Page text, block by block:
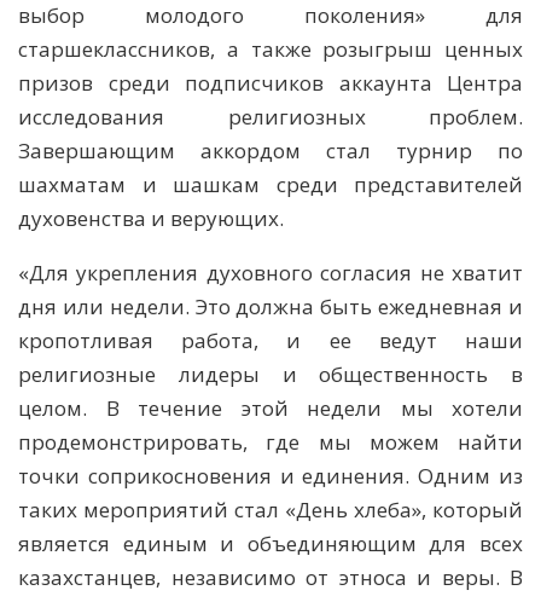
выбор молодого поколения» для
старшеклассников, а также розыгрыш ценных
призов среди подписчиков аккаунта Центра
исследования религиозных проблем.
Завершающим аккордом стал турнир по
шахматам и шашкам среди представителей
духовенства и верующих.
«Для укрепления духовного согласия не хватит
дня или недели. Это должна быть ежедневная и
кропотливая работа, и ее ведут наши
религиозные лидеры и общественность в
целом. В течение этой недели мы хотели
продемонстрировать, где мы можем найти
точки соприкосновения и единения. Одним из
таких мероприятий стал «День хлеба», который
является единым и объединяющим для всех
казахстанцев, независимо от этноса и веры. В